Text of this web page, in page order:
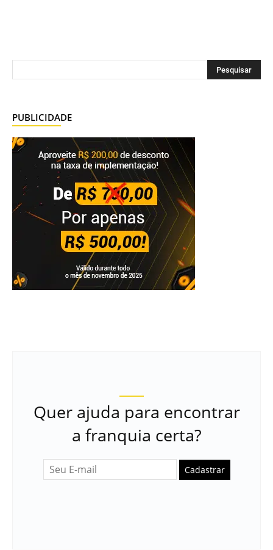
PUBLICIDADE
Quer ajuda para encontrar
a franquia certa?
Cadastrar